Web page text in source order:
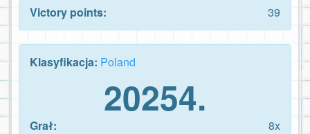
Victory points:
39
Klasyfikacja: Poland
20254.
Grał:
8x